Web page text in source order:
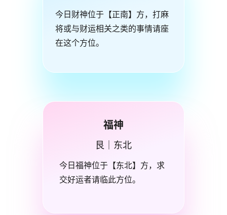
今日财神位于【正南】方，打麻
将或与财运相关之类的事情请座
在这个方位。
福神
艮｜东北
今日福神位于【东北】方，求
交好运者请临此方位。